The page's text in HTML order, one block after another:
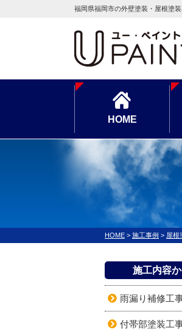
福岡県福岡市の外壁塗装・屋根塗
HOME
HOME > 施工事例 > 屋根
施工内容
雨漏り補修工
付帯部塗装工